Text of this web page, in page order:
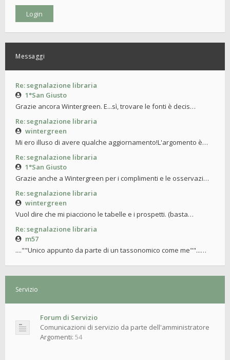
Messaggi
Re: segnalazione libraria
1°San Giusto
Grazie ancora Wintergreen. E...sì, trovare le fonti è decis…
Re: segnalazione libraria
wintergreen
Mi ero illuso di avere qualche aggiornamento!L'argomento è…
Re: segnalazione libraria
1°San Giusto
Grazie anche a Wintergreen per i complimenti e le osservazi…
Re: segnalazione libraria
wintergreen
Vuol dire che mi piacciono le tabelle e i prospetti. (basta…
Re: segnalazione libraria
m57
....""Unico appunto da parte di un tassonomico come me""...…
Servizio
Forum di Servizio
Comunicazioni di servizio da parte dell'amministratore
Argomenti: 54